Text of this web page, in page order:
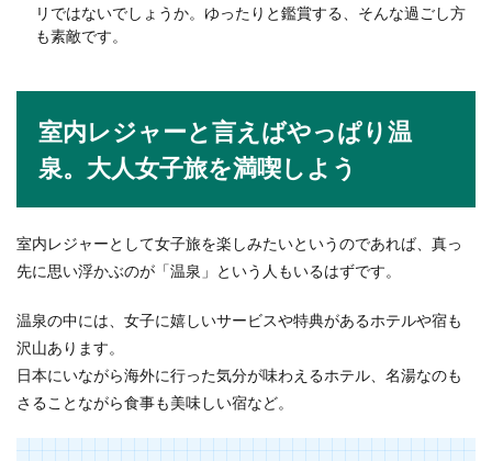
リではないでしょうか。ゆったりと鑑賞する、そんな過ごし方
も素敵です。
室内レジャーと言えばやっぱり温
泉。大人女子旅を満喫しよう
室内レジャーとして女子旅を楽しみたいというのであれば、真っ
先に思い浮かぶのが「温泉」という人もいるはずです。
温泉の中には、女子に嬉しいサービスや特典があるホテルや宿も
沢山あります。
日本にいながら海外に行った気分が味わえるホテル、名湯なのも
さることながら食事も美味しい宿など。